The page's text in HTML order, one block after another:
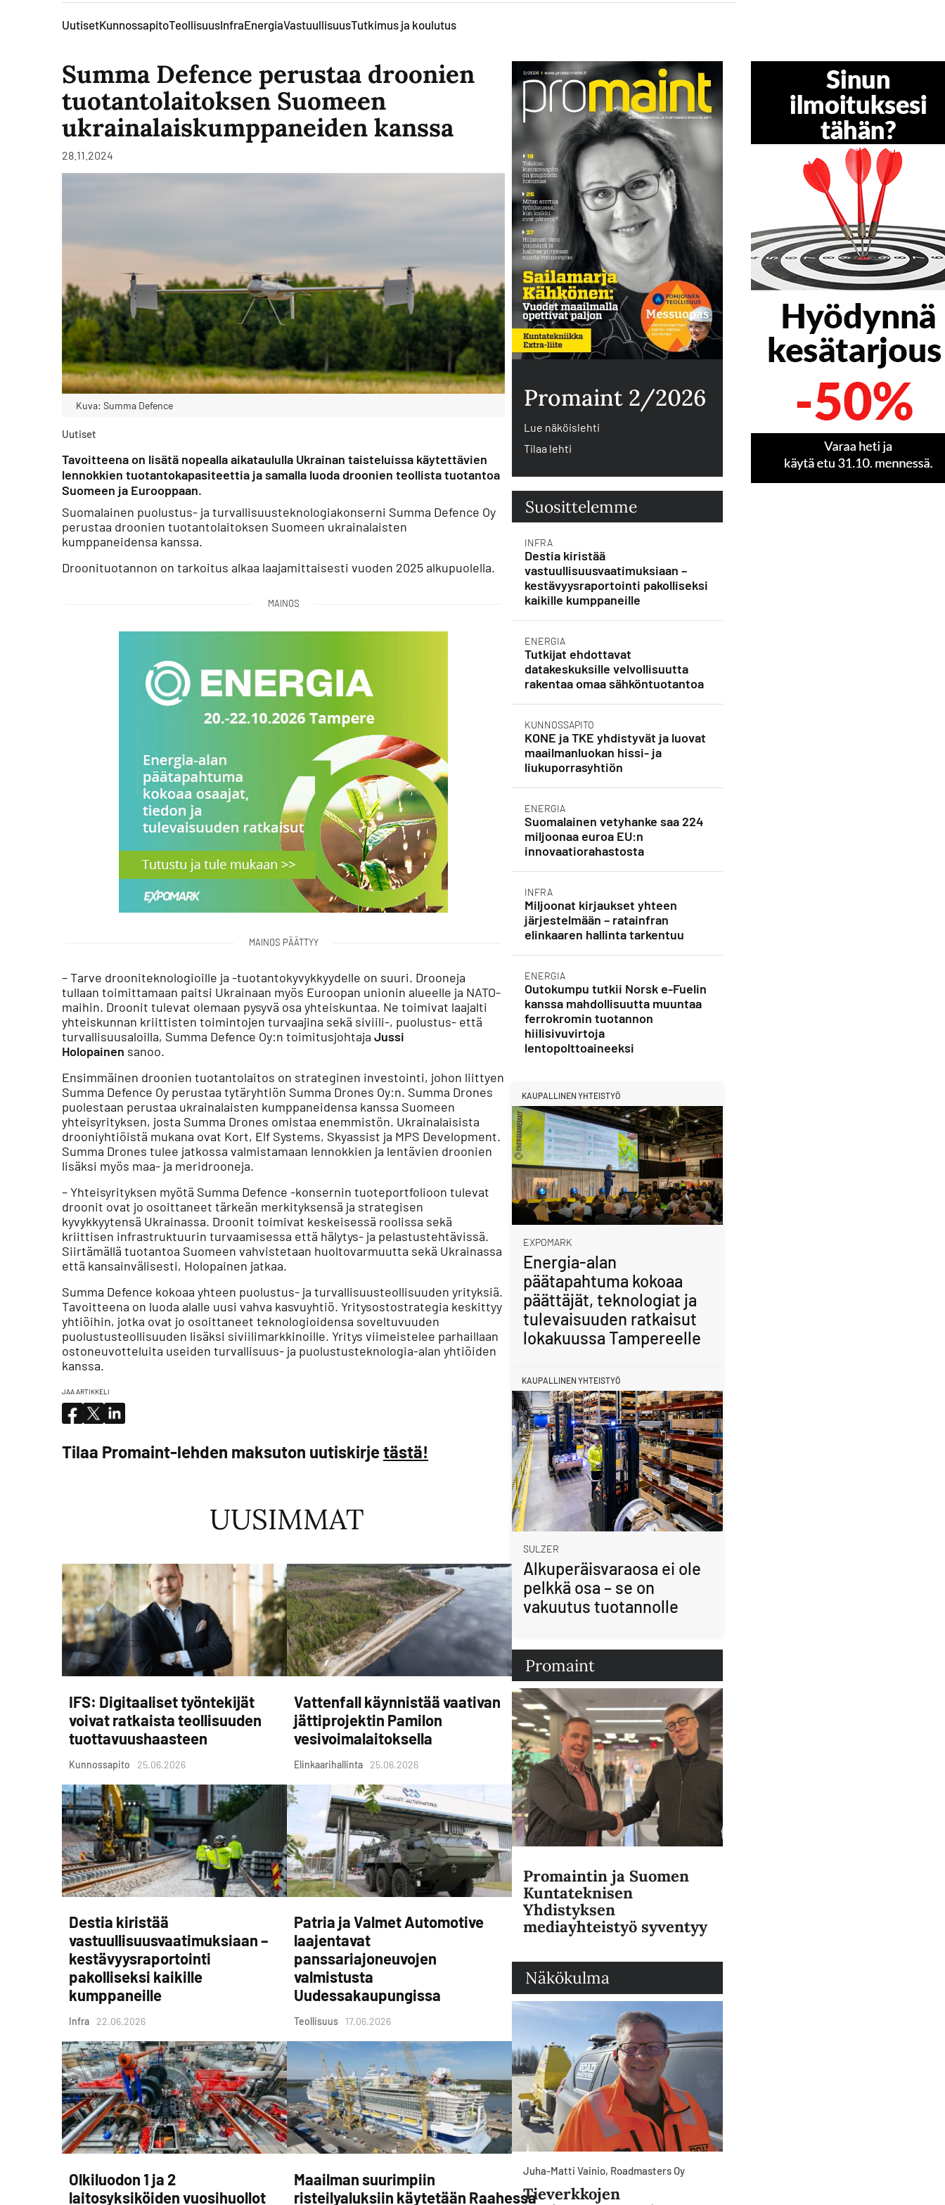
UutisetKunnossapitoTeollisuusInfraEnergiaVastuullisuusTutkimus ja koulutus
Summa Defence perustaa droonien
tuotantolaitoksen Suomeen
ukrainalaiskumppaneiden kanssa
28.11.2024
Kuva: Summa Defence
Uutiset
Tavoitteena on lisätä nopealla aikataululla Ukrainan taisteluissa käytettävien
lennokkien tuotantokapasiteettia ja samalla luoda droonien teollista tuotantoa
Suomeen ja Eurooppaan.
Suomalainen puolustus- ja turvallisuusteknologiakonserni Summa Defence Oy
perustaa droonien tuotantolaitoksen Suomeen ukrainalaisten
kumppaneidensa kanssa.
Droonituotannon on tarkoitus alkaa laajamittaisesti vuoden 2025 alkupuolella.
MAINOS
MAINOS PÄÄTTYY
– Tarve drooniteknologioille ja -tuotantokyvykkyydelle on suuri. Drooneja
tullaan toimittamaan paitsi Ukrainaan myös Euroopan unionin alueelle ja NATO-
maihin. Droonit tulevat olemaan pysyvä osa yhteiskuntaa. Ne toimivat laajalti
yhteiskunnan kriittisten toimintojen turvaajina sekä siviili-, puolustus- että
turvallisuusaloilla, Summa Defence Oy:n toimitusjohtaja Jussi
Holopainen sanoo.
Ensimmäinen droonien tuotantolaitos on strateginen investointi, johon liittyen
Summa Defence Oy perustaa tytäryhtiön Summa Drones Oy:n. Summa Drones
puolestaan perustaa ukrainalaisten kumppaneidensa kanssa Suomeen
yhteisyrityksen, josta Summa Drones omistaa enemmistön. Ukrainalaisista
drooniyhtiöistä mukana ovat Kort, Elf Systems, Skyassist ja MPS Development.
Summa Drones tulee jatkossa valmistamaan lennokkien ja lentävien droonien
lisäksi myös maa- ja meridrooneja.
– Yhteisyrityksen myötä Summa Defence -konsernin tuoteportfolioon tulevat
droonit ovat jo osoittaneet tärkeän merkityksensä ja strategisen
kyvykkyytensä Ukrainassa. Droonit toimivat keskeisessä roolissa sekä
kriittisen infrastruktuurin turvaamisessa että hälytys- ja pelastustehtävissä.
Siirtämällä tuotantoa Suomeen vahvistetaan huoltovarmuutta sekä Ukrainassa
että kansainvälisesti, Holopainen jatkaa.
Summa Defence kokoaa yhteen puolustus- ja turvallisuusteollisuuden yrityksiä.
Tavoitteena on luoda alalle uusi vahva kasvuyhtiö.​ Yritysostostrategia keskittyy
yhtiöihin, jotka ovat jo osoittaneet teknologioidensa soveltuvuuden
puolustusteollisuuden lisäksi siviilimarkkinoille. Yritys viimeistelee parhaillaan
ostoneuvotteluita useiden turvallisuus- ja puolustusteknologia-alan yhtiöiden
kanssa.
JAA ARTIKKELI
Tilaa Promaint-lehden maksuton uutiskirjetästä!
UUSIMMAT
IFS: Digitaaliset työntekijät
voivat ratkaista teollisuuden
tuottavuushaasteen
Kunnossapito 25.06.2026
Vattenfall käynnistää vaativan
jättiprojektin Pamilon
vesivoimalaitoksella
Elinkaarihallinta 25.06.2026
Destia kiristää
vastuullisuusvaatimuksiaan –
kestävyysraportointi
pakolliseksi kaikille
kumppaneille
Infra 22.06.2026
Patria ja Valmet Automotive
laajentavat
panssariajoneuvojen
valmistusta
Uudessakaupungissa
Teollisuus 17.06.2026
Olkiluodon 1 ja 2
laitosyksiköiden vuosihuollot
Maailman suurimpiin
risteilyaluksiin käytetään Raahessa
Promaint 2/2026
Lue näköislehti
Tilaa lehti
Suosittelemme
INFRA
Destia kiristää
vastuullisuusvaatimuksiaan –
kestävyysraportointi pakolliseksi
kaikille kumppaneille
ENERGIA
Tutkijat ehdottavat
datakeskuksille velvollisuutta
rakentaa omaa sähköntuotantoa
KUNNOSSAPITO
KONE ja TKE yhdistyvät ja luovat
maailmanluokan hissi- ja
liukuporrasyhtiön
ENERGIA
Suomalainen vetyhanke saa 224
miljoonaa euroa EU:n
innovaatiorahastosta
INFRA
Miljoonat kirjaukset yhteen
järjestelmään – ratainfran
elinkaaren hallinta tarkentuu
ENERGIA
Outokumpu tutkii Norsk e-Fuelin
kanssa mahdollisuutta muuntaa
ferrokromin tuotannon
hiilisivuvirtoja
lentopolttoaineeksi
KAUPALLINEN YHTEISTYÖ
EXPOMARK
Energia-alan
päätapahtuma kokoaa
päättäjät, teknologiat ja
tulevaisuuden ratkaisut
lokakuussa Tampereelle
KAUPALLINEN YHTEISTYÖ
SULZER
Alkuperäisvaraosa ei ole
pelkkä osa – se on
vakuutus tuotannolle
Promaint
Promaintin ja Suomen
Kuntateknisen
Yhdistyksen
mediayhteistyö syventyy
Näkökulma
Juha-Matti Vainio, Roadmasters Oy
Tieverkkojen